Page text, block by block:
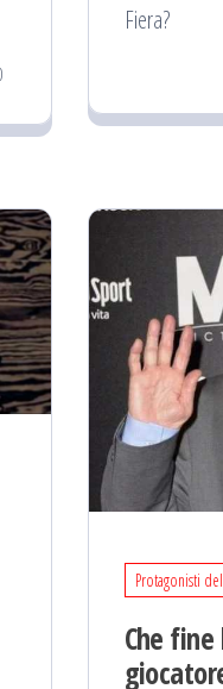
Fiera?
Protagonisti
Che